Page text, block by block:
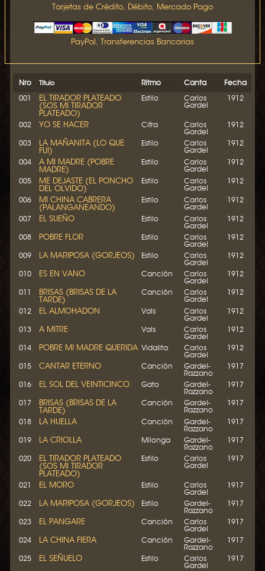
Tarjetas de Crédito, Débito, Mercado Pago
PayPal, Transferencias Bancarias
Nro Titulo Ritmo Canta
Fecha
001
EL TIRADOR PLATEADO
(SOS MI TIRADOR
PLATEADO)
Estilo
Carlos
Gardel
1912
002 YO SE HACER Cifra
Carlos
Gardel
1912
003 LA MAÑANITA (LO QUE
FUI)
Estilo
Carlos
Gardel
1912
004 A MI MADRE (POBRE
MADRE)
Estilo
Carlos
Gardel
1912
005 ME DEJASTE (EL PONCHO
DEL OLVIDO)
Estilo
Carlos
Gardel
1912
006 MI CHINA CABRERA
(PALANGANEANDO)
Estilo
Carlos
Gardel
1912
007 EL SUEÑO Estilo
Carlos
Gardel
1912
008 POBRE FLOR Estilo
Carlos
Gardel
1912
009 LA MARIPOSA (GORJEOS) Estilo
Carlos
Gardel
1912
010 ES EN VANO Canción
Carlos
Gardel
1912
011 BRISAS (BRISAS DE LA
TARDE)
Canción
Carlos
Gardel
1912
012 EL ALMOHADON Vals
Carlos
Gardel
1912
013 A MITRE Vals
Carlos
Gardel
1912
014 POBRE MI MADRE QUERIDA Vidalita
Carlos
Gardel
1912
015 CANTAR ETERNO Canción
Gardel-
Razzano
1917
016 EL SOL DEL VEINTICINCO Gato
Gardel-
Razzano
1917
017 BRISAS (BRISAS DE LA
TARDE)
Canción
Gardel-
Razzano
1917
018 LA HUELLA Canción
Gardel-
Razzano
1917
019 LA CRIOLLA Milonga
Gardel-
Razzano
1917
020 EL TIRADOR PLATEADO
(SOS MI TIRADOR
PLATEADO)
Estilo
Carlos
Gardel
1917
021 EL MORO Estilo
Carlos
Gardel
1917
022 LA MARIPOSA (GORJEOS) Estilo
Gardel-
Razzano
1917
023 EL PANGARE Canción
Carlos
Gardel
1917
024 LA CHINA FIERA Canción
Gardel-
Razzano
1917
025 EL SEÑUELO Estilo
Carlos
Gardel
1917